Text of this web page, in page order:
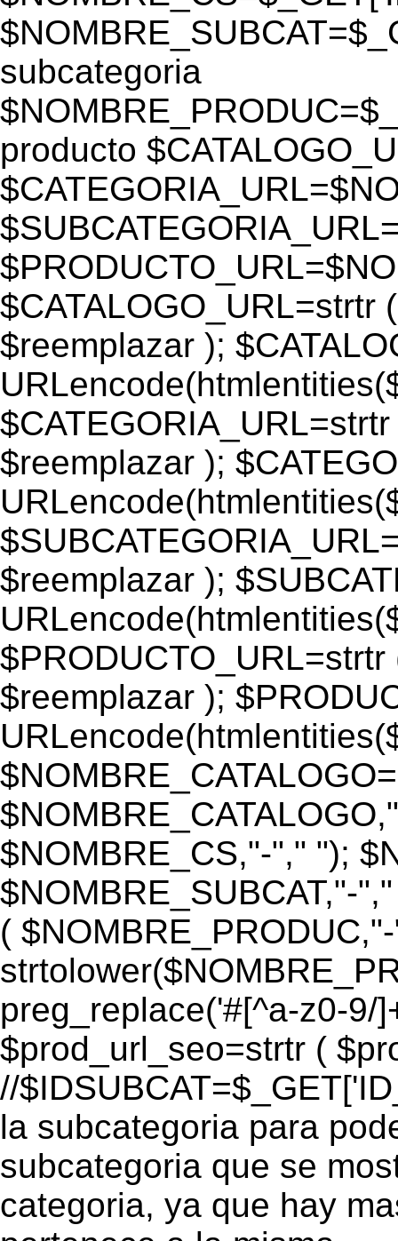
subcategoria
producto
$CATALOGO_URL=strtr
$reemplazar );
$reemplazar );
$reemplazar );
$reemplazar );
$NOMBRE_CS,"-"," ");
$NOMBRE_SUBCAT,"-
(
preg_replace('#[^a-z0-9/
$prod_url_seo=strtr (
//
la subcategoria para
subcategoria que se
categoria, ya que hay